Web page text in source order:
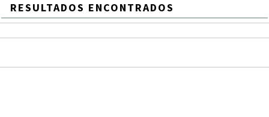
RESULTADOS ENCONTRADOS